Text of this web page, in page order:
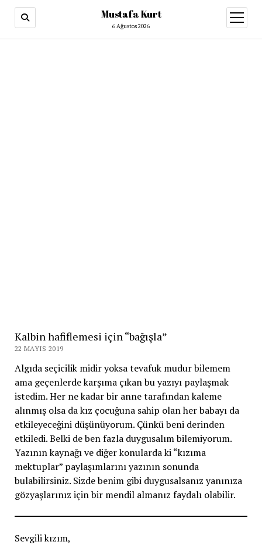
Mustafa Kurt
6 Ağustos 2026
Kalbin hafiflemesi için “bağışla”
22 MAYIS 2019
Algıda seçicilik midir yoksa tevafuk mudur bilemem
ama geçenlerde karşıma çıkan bu yazıyı paylaşmak
istedim. Her ne kadar bir anne tarafından kaleme
alınmış olsa da kız çocuğuna sahip olan her babayı da
etkileyeceğini düşünüyorum. Çünkü beni derinden
etkiledi. Belki de ben fazla duygusalım bilemiyorum.
Yazının kaynağı ve diğer konularda ki “kızıma
mektuplar” paylaşımlarını yazının sonunda
bulabilirsiniz. Sizde benim gibi duygusalsanız yanınıza
gözyaşlarınız için bir mendil almanız faydalı olabilir.
Sevgili kızım,